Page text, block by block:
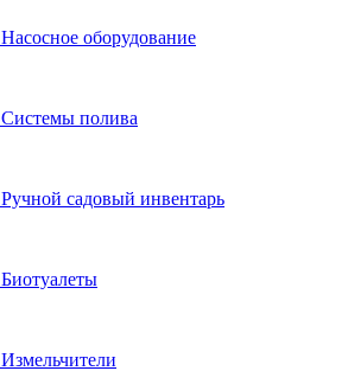
Насосное оборудование
Системы полива
Ручной садовый инвентарь
Биотуалеты
Измельчители